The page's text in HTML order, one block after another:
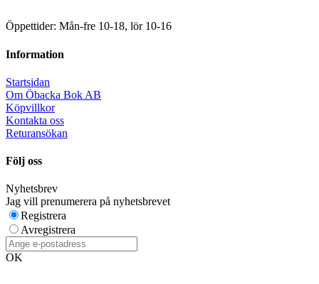
Öppettider: Mån-fre 10-18, lör 10-16
Information
Startsidan
Om Öbacka Bok AB
Köpvillkor
Kontakta oss
Returansökan
Följ oss
Nyhetsbrev
Jag vill prenumerera på nyhetsbrevet
Registrera
Avregistrera
OK